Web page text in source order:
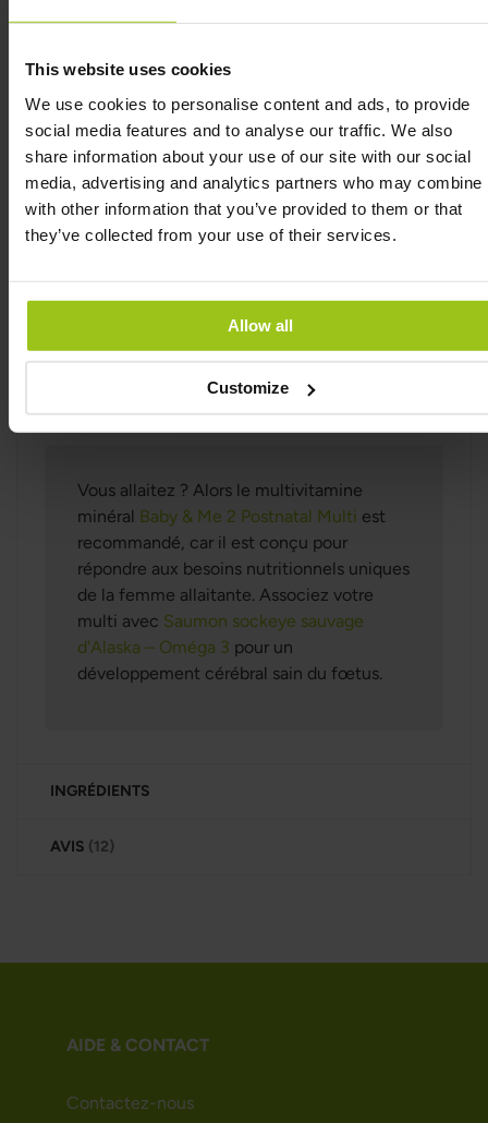
This website uses cookies
We use cookies to personalise content and ads, to provide
social media features and to analyse our traffic. We also
share information about your use of our site with our social
media, advertising and analytics partners who may combine
with other information that you’ve provided to them or that
they’ve collected from your use of their services.
Allow all
Customize
au métabolisme normal des graisses et au maintien
avant tout ajoutée pour soutenir la santé du fœtus.
Baby and Me 2 Prenatal Multi contient des
nutriments qui contribuent à la formation normale
du collagène de la peau. Il contient également des
nutriments qui aident le système immunitaire à
bien fonctionner et qui aident également à
protéger les cellules contre le stress oxydatif. Baby
neurologique à bien fonctionner et à réduire la
Multi est fabriqué à partir de véritables aliments
complets dans lesquels des cofacteurs s'associent
aux vitamines pour une biodisponibilité optimale.
Vous allaitez ? Alors le multivitamine
minéral Baby & Me 2 Postnatal Multi est
recommandé, car il est conçu pour
répondre aux besoins nutritionnels uniques
de la femme allaitante. Associez votre
multi avec Saumon sockeye sauvage
d'Alaska – Oméga 3 pour un
développement cérébral sain du fœtus.
INGRÉDIENTS
AVIS 12
AIDE & CONTACT
Contactez-nous